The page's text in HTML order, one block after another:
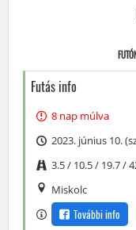
Futás info
8 nap múlva
2023. június 10.
3.5 / 10.5 / 19.7 /
Miskolc
További info